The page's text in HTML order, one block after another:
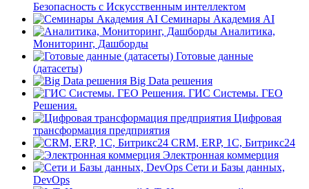
Безопасность с Искусственным интеллектом
Семинары Академия AI
Аналитика,
Мониторинг, Дашборды
Готовые данные
(датасеты)
Big Data решения
ГИС Системы. ГЕО
Решения.
Цифровая
трансформация предприятия
CRM, ERP, 1C, Битрикс24
Электронная коммерция
Сети и Базы данных,
DevOps